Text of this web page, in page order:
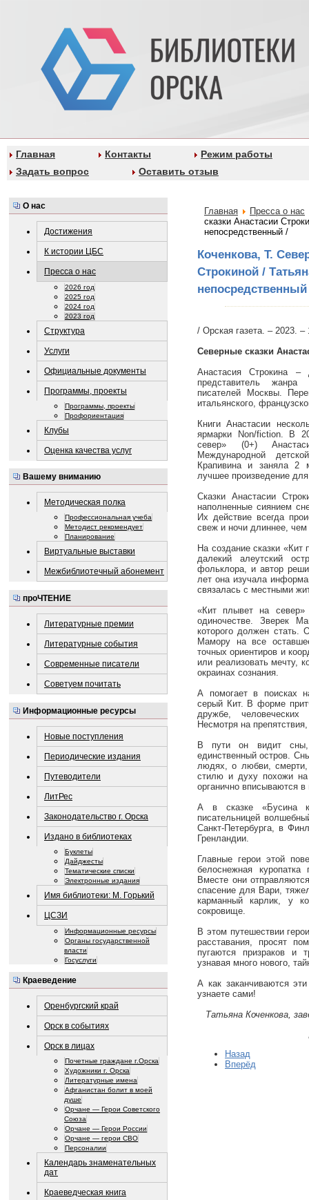
Главная Контакты
Режим работы
Задать вопрос
Оставить отзыв
О нас
Достижения
К истории ЦБС
Пресса о нас
2026 год
2025 год
2024 год
2023 год
Структура
Услуги
Официальные документы
Программы, проекты
Программы, проекты
Профориентация
Клубы
Оценка качества услуг
Вашему вниманию
Методическая полка
Профессиональная учеба
Методист рекомендует
Планирование
Виртуальные выставки
Межбиблиотечный абонемент
проЧТЕНИЕ
Литературные премии
Литературные события
Современные писатели
Советуем почитать
Информационные ресурсы
Новые поступления
Периодические издания
Путеводители
ЛитРес
Законодательство г. Орска
Издано в библиотеках
Буклеты
Дайджесты
Тематические списки
Электронные издания
Имя библиотеки: М. Горький
ЦСЗИ
Информационные ресурсы
Органы государственной
власти
Госуслуги
Краеведение
Оренбургский край
Орск в событиях
Орск в лицах
Почетные граждане г.Орска
Художники г. Орска
Литературные имена
Афганистан болит в моей
душе
Орчане — Герои Советского
Союза
Орчане — Герои России
Орчане — герои СВО
Персоналии
Календарь знаменательных
дат
Краеведческая книга
Главная
Пресса о нас
сказки Анастасии
непосредственный /
Коченкова, Т.
Строкиной /
/ Орская газета. – 2023.
Северные сказки
Анастасия Строкина –
представитель
писателей Москвы.
итальянского,
Книги Анастасии
ярмарки Non/fiction. В
север» (0+)
Международной
Крапивина и заняла 2
лучшее произведение
Сказки Анастасии
наполненные сиянием
Их действие всегда
свеж и ночи длиннее,
На создание сказки
далекий алеутский
фольклора, и автор
лет она изучала
связалась с местными
«Кит плывет на
одиночестве. Зверек
которого должен стать.
Мамору на все
точных ориентиров и
или реализовать мечту,
окраинах сознания.
А помогает в поисках
серый Кит. В форме
дружбе,
Несмотря на
В пути он видит
единственный остров.
людях, о любви, смерти,
стилю и духу похожи
органично вписываются
А в сказке «Бусина
писательницей
Санкт-Петербурга, в
Гренландии.
Главные герои этой
белоснежная
Вместе они
спасение для Вари,
карманный карлик, у
сокровище.
В этом путешествии
расставания, просят
пугаются призраков и
узнавая много нового,
А как заканчиваются
узнаете сами!
Татьяна Коченкова,
Назад
Вперёд